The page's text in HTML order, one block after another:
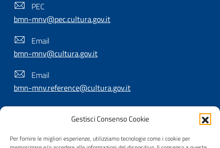
Gestisci Consenso Cookie
Per fornire le migliori esperienze, utilizziamo tecnologie come i cookie per
PEC
bmn-mnv@pec.cultura.gov.it
Email
bmn-mnv@cultura.gov.it
Email
bmn-mnv.reference@cultura.gov.it